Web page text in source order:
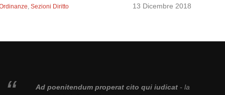
13 Dicembre 2018
,Sezioni Diritto
Ad poenitendum properat cito qui iudicat- la